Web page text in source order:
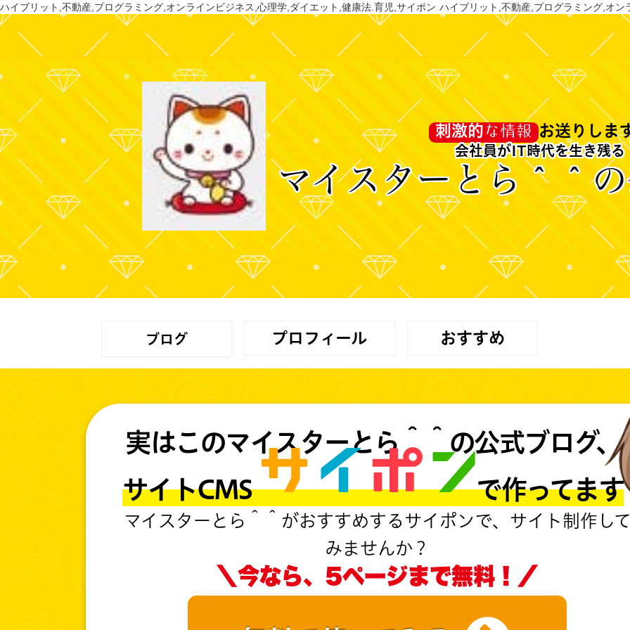
ハイブリット,不動産,プログラミング,オンラインビジネス,心理学,ダイエット,健康法.育児,サイポン ハイブリット,不動産,プログラミング,オ
刺激的な情報 お送りしま
会社員がIT時代を生き残る
マイスターとら＾＾の
ブログ プロフィール おすすめ
実はこのマイスターとら＾＾の公式ブログ、
サイトCMS で作ってます
マイスターとら＾＾がおすすめするサイポンで、サイト制作し
みませんか？
＼今なら、5ページまで無料！／